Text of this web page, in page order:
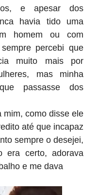
e apesar dos
havia tido uma
homem ou com
percebi que
muito mais por
mas minha
passasse dos
mim, como disse ele
até que incapaz
sempre o desejei,
era certo, adorava
e me dava